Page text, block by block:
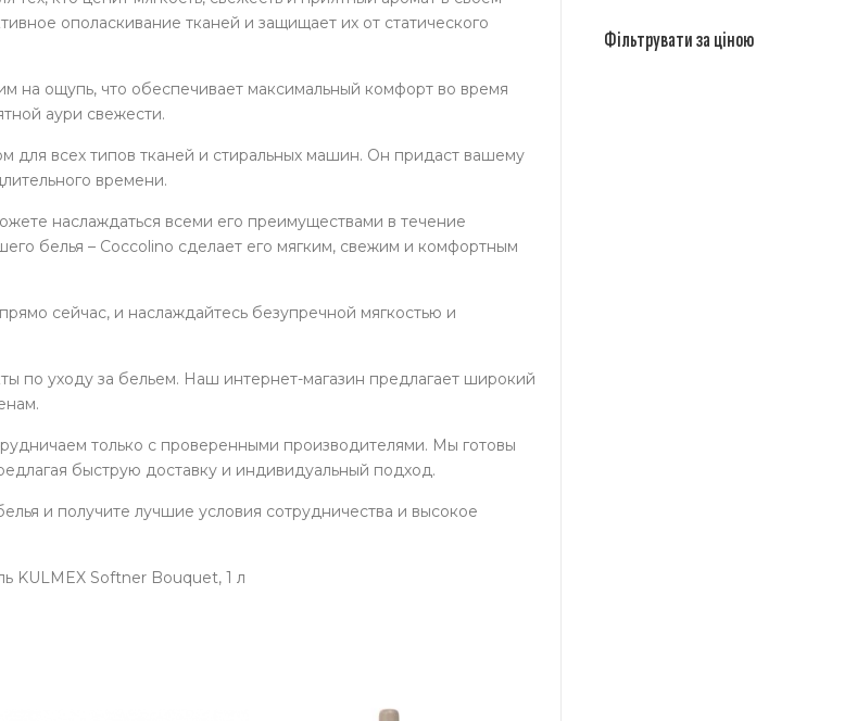
ополаскивание тканей и защищает их от статического
на ощупь, что обеспечивает максимальный комфорт во время
аури свежести.
для всех типов тканей и стиральных машин. Он придаст вашему
времени.
наслаждаться всеми его преимуществами в течение
белья – Coccolino сделает его мягким, свежим и комфортным
сейчас, и наслаждайтесь безупречной мягкостью и
по уходу за бельем. Наш интернет-магазин предлагает широкий
только с проверенными производителями. Мы готовы
быструю доставку и индивидуальный подход.
и получите лучшие условия сотрудничества и высокое
KULMEX Softner Bouquet, 1 л
Фільтрувати за ціною